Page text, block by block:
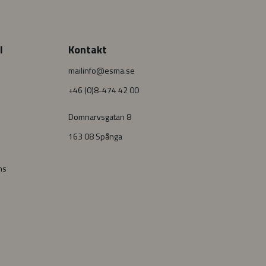
Kontakt
mailinfo@esma.se
+46 (0)8-474 42 00
Domnarvsgatan 8
163 08 Spånga